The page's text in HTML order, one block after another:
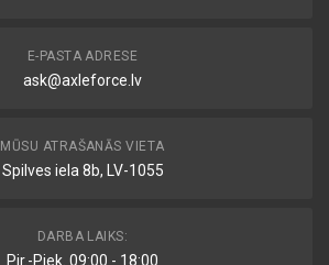
E-PASTA ADRESE
ask@axleforce.lv
MŪSU ATRAŠANĀS VIETA
Spilves iela 8b, LV-1055
DARBA LAIKS:
Pir.-Piek. 09:00 - 18:00